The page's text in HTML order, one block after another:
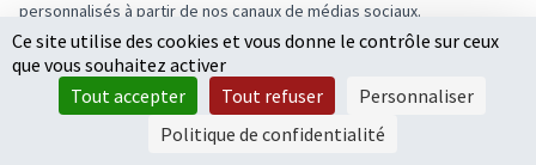
personnalisés à partir de nos canaux de médias sociaux.
Tout accepter
Accepter seulement les cookies essentiels
Paramètres
Ce site utilise des cookies et vous donne le contrôle sur ceux
que vous souhaitez activer
Tout accepter
Tout refuser
Personnaliser
Politique de confidentialité